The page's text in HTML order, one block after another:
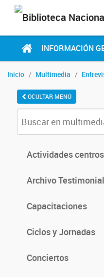
INFORMACIÓN
Inicio Multimedia
OCULTAR MENÚ
Actividades centros
Archivo Testimonial
Capacitaciones
Ciclos y Jornadas
Conciertos